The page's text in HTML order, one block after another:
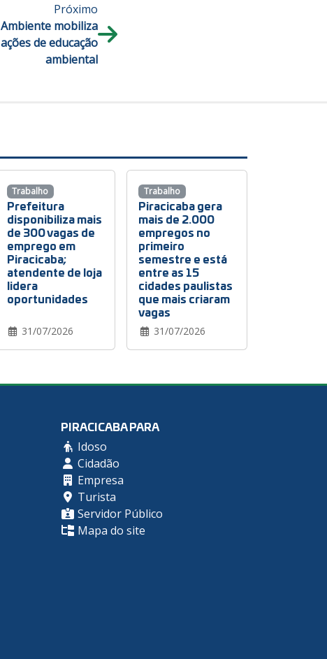
Próximo
mobiliza
de educação
ambiental
Prefeitura
disponibiliza mais
de 300 vagas de
emprego em
Piracicaba;
atendente de loja
lidera
oportunidades
31/07/2026
Trabalho
Piracicaba gera
mais de 2.000
empregos no
primeiro
semestre e está
entre as 15
cidades paulistas
que mais criaram
vagas
31/07/2026
Trabalho
PIRACICABA PARA
Idoso
Cidadão
Empresa
Turista
Servidor Público
Mapa do site